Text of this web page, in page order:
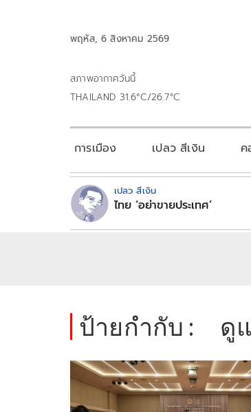
พฤหัส, 6 สิงหาคม 2569
สภาพอากาศวันนี้
THAILAND 31.6°C/26.7°C
การเมือง เปลว สีเงิน
เปลว สีเงิน
ไทย ‘อย่าขายประเทศ’
ป้ายกำกับ : ดู